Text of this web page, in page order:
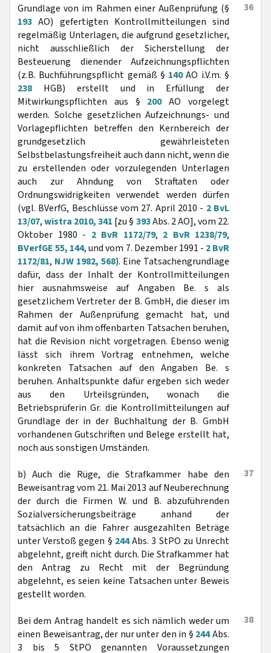
36
Grundlage von im Rahmen einer Außenprüfung (§
193 AO) gefertigten Kontrollmitteilungen sind
regelmäßig Unterlagen, die aufgrund gesetzlicher,
nicht ausschließlich der Sicherstellung der
Besteuerung dienender Aufzeichnungspflichten
(z.B. Buchführungspflicht gemäß § 140AO i.V.m. §
238 HGB) erstellt und in Erfüllung der
Mitwirkungspflichten aus § 200AO vorgelegt
werden. Solche gesetzlichen Aufzeichnungs- und
Vorlagepflichten betreffen den Kernbereich der
grundgesetzlich gewährleisteten
Selbstbelastungsfreiheit auch dann nicht, wenn die
zu erstellenden oder vorzulegenden Unterlagen
auch zur Ahndung von Straftaten oder
Ordnungswidrigkeiten verwendet werden dürfen
(vgl. BVerfG, Beschlüsse vom 27. April 2010 - 2 BvL
13/07,wistra 2010, 341 [zu § 393Abs. 2 AO], vom 22.
Oktober 1980 - 2 BvR 1172/79, 2 BvR 1238/79,
BVerfGE 55, 144, und vom 7. Dezember 1991 - 2 BvR
1172/81, NJW 1982, 568). Eine Tatsachengrundlage
dafür, dass der Inhalt der Kontrollmitteilungen
hier ausnahmsweise auf Angaben Be. s als
gesetzlichem Vertreter der B. GmbH, die dieser im
Rahmen der Außenprüfung gemacht hat, und
damit auf von ihm offenbarten Tatsachen beruhen,
hat die Revision nicht vorgetragen. Ebenso wenig
lässt sich ihrem Vortrag entnehmen, welche
konkreten Tatsachen auf den Angaben Be. s
beruhen. Anhaltspunkte dafür ergeben sich weder
aus den Urteilsgründen, wonach die
Betriebsprüferin Gr. die Kontrollmitteilungen auf
Grundlage der in der Buchhaltung der B. GmbH
vorhandenen Gutschriften und Belege erstellt hat,
noch aus sonstigen Umständen.
37
b) Auch die Rüge, die Strafkammer habe den
Beweisantrag vom 21. Mai 2013 auf Neuberechnung
der durch die Firmen W. und B. abzuführenden
Sozialversicherungsbeiträge anhand der
tatsächlich an die Fahrer ausgezahlten Beträge
unter Verstoß gegen § 244Abs. 3 StPO zu Unrecht
abgelehnt, greift nicht durch. Die Strafkammer hat
den Antrag zu Recht mit der Begründung
abgelehnt, es seien keine Tatsachen unter Beweis
gestellt worden.
38
Bei dem Antrag handelt es sich nämlich weder um
einen Beweisantrag, der nur unter den in § 244Abs.
3 bis 5 StPO genannten Voraussetzungen